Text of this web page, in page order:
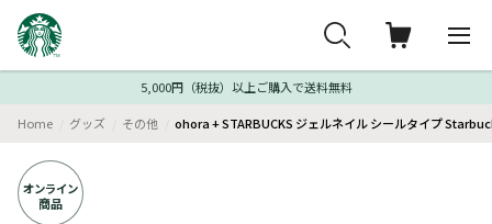
5,000円（税抜）以上ご購入で送料無料
Home グッズ その他 ohora + STARBUCKS ジェルネイル シールタイプ
オンライン
商品